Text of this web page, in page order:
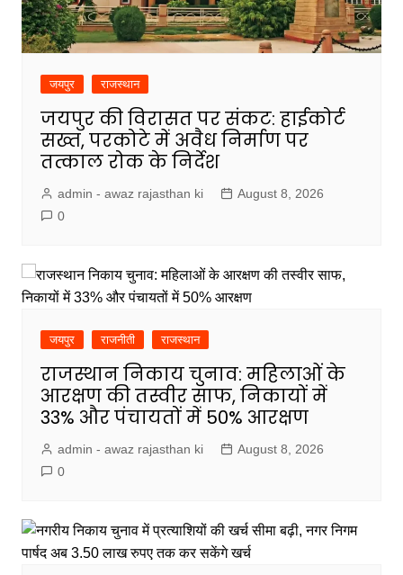
जयपुर राजस्थान
जयपुर की विरासत पर संकट: हाईकोर्ट
सख्त, परकोटे में अवैध निर्माण पर
तत्काल रोक के निर्देश
admin - awaz rajasthan ki
August 8, 2026
0
जयपुर राजनीती राजस्थान
राजस्थान निकाय चुनाव: महिलाओं के
आरक्षण की तस्वीर साफ, निकायों में
33% और पंचायतों में 50% आरक्षण
admin - awaz rajasthan ki
August 8, 2026
0